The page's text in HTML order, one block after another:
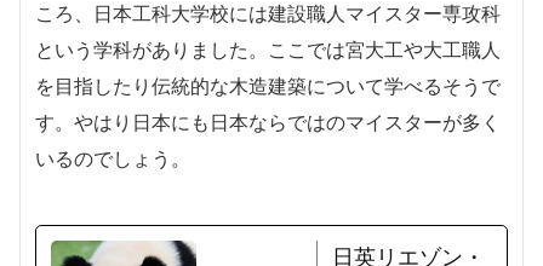
ころ、日本工科大学校には建設職人マイスター専攻科
という学科がありました。ここでは宮大工や大工職人
を目指したり伝統的な木造建築について学べるそうで
す。やはり日本にも日本ならではのマイスターが多く
いるのでしょう。
日英リエゾン・